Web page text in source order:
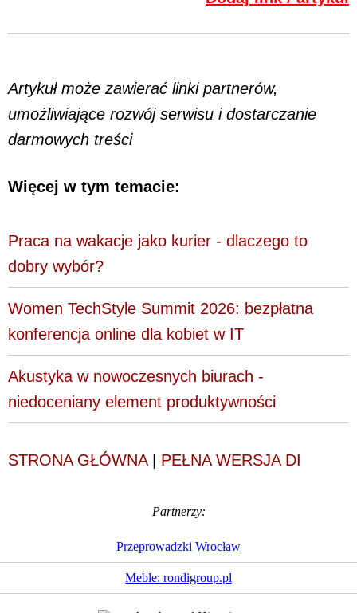
Artykuł może zawierać linki partnerów,
umożliwiające rozwój serwisu i dostarczanie
darmowych treści
Więcej w tym temacie:
Praca na wakacje jako kurier - dlaczego to
dobry wybór?
Women TechStyle Summit 2026: bezpłatna
konferencja online dla kobiet w IT
Akustyka w nowoczesnych biurach -
niedoceniany element produktywności
STRONA GŁÓWNA| PEŁNA WERSJA DI
Partnerzy:
Przeprowadzki Wrocław
Meble: rondigroup.pl